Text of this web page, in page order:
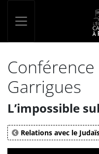
Conférence
Garrigues
L’impossible
Relations avec le
Panneau de gestion des